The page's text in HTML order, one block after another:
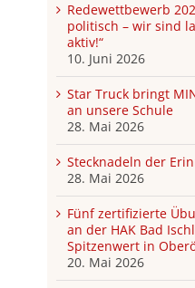
Redewettbewerb
politisch – wir sind
aktiv!“
10. Juni 2026
Star Truck bringt
an unsere Schule
28. Mai 2026
Stecknadeln der
28. Mai 2026
Fünf zertifizierte
an der HAK Bad
Spitzenwert in
20. Mai 2026